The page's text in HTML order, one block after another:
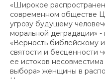
«Широкое
современном обществе
угрозу будущему
моральной деградации»
«Верность библейскому
святости и бесценности
ее истоков
выбора» женщины в